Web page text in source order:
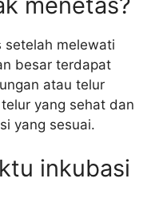
melewati
besar terdapat
atau telur
yang sehat dan
yang sesuai.
inkubasi